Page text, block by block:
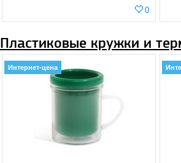
0
Пластиковые кружки и
Интернет-цена